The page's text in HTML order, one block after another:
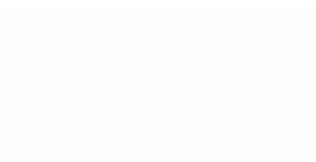
outmotivationmanagementbien-être au
00:47 – Ce que "avoir du sens" veut vraiment dire
– Retrouver ses ancrages de sens oubliés 05:49 – Élargir
pour vous